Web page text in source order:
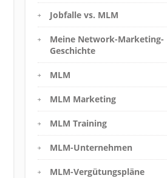
Jobfalle vs. MLM
Meine Network-Marketing-
Geschichte
MLM
MLM Marketing
MLM Training
MLM-Unternehmen
MLM-Vergütungspläne